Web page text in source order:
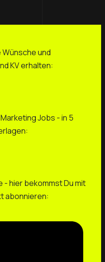
Wünsche und
KV erhalten:
Jobs - in 5
- hier bekommst Du mit
abonnieren: